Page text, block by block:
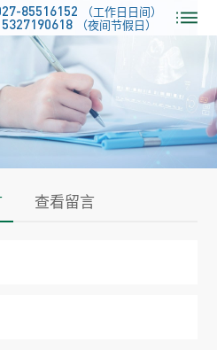
85516152 （工作日日间）
（夜间节假日）
查看留言